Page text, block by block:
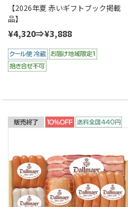
【2026年夏 赤いギフトブック掲載
品】
¥4,320⇒¥3,888